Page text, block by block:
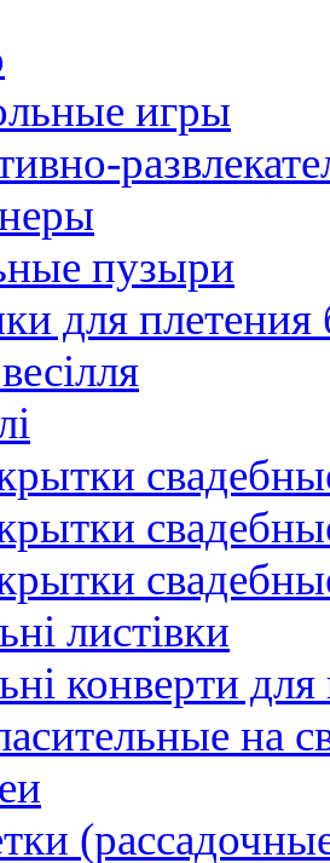
игры
пузыри
для плетения
листівки
конверти
на